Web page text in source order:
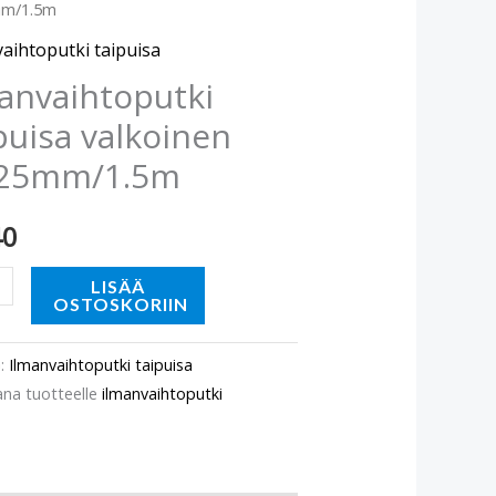
1.5m
taipuisa
valkoinen
1.5m
1.5m
LISÄÄ
OSTOSKORIIN
Ilmanvaihtoputki taipuisa
tuotteelleilmanvaihtoputki